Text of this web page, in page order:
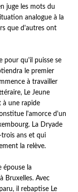
juge les mots du
analogue à la
que d'autres ont
pour qu'il puisse se
le premier
à travailler
Le Jeune
à une rapide
l'amorce d'un
La Dryade
ans et qui
la relève.
épouse la
Bruxelles. Avec
il rebaptise Le